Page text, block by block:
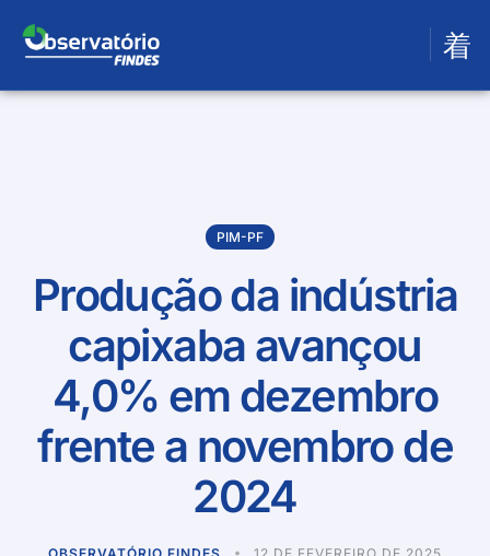
PIM-PF
Produção da indústria
capixaba avançou
4,0% em dezembro
frente a novembro de
2024